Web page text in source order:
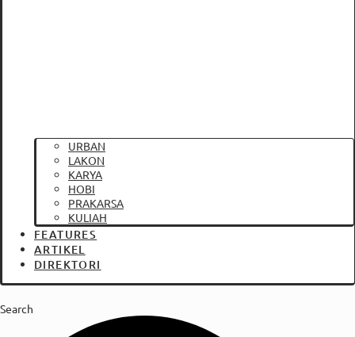
URBAN
LAKON
KARYA
HOBI
PRAKARSA
KULIAH
FEATURES
ARTIKEL
DIREKTORI
Search